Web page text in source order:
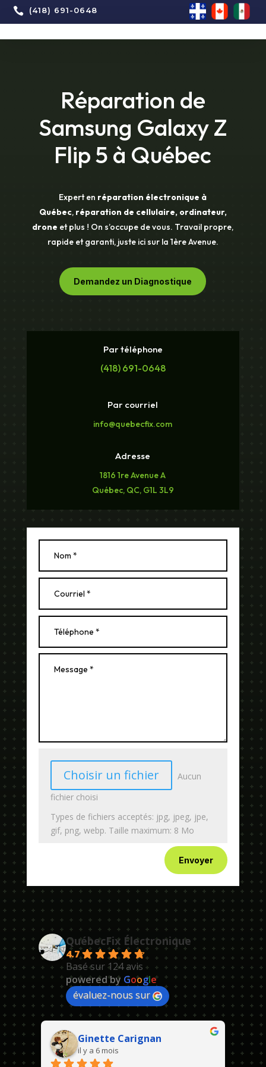
 (418) 691-0648
Réparation de
Samsung Galaxy Z
Flip 5 à Québec
Expert en réparation électronique à
Québec, réparation de cellulaire, ordinateur,
drone et plus ! On s’occupe de vous. Travail propre,
rapide et garanti, juste ici sur la 1ère Avenue.
Demandez un Diagnostique
Par téléphone
(418) 691-0648
Par courriel
info@quebecfix.com
Adresse
1816 1re Avenue A
Québec, QC, G1L 3L9
Choisir un fichier
Aucun
fichier choisi
Types de fichiers acceptés: jpg, jpeg, jpe,
gif, png, webp. Taille maximum: 8 Mo
Envoyer
QuébecFix Électronique
4.7
Basé sur 124 avis
powered by Google
évaluez-nous sur
Ginette Carignan
il y a 6 mois